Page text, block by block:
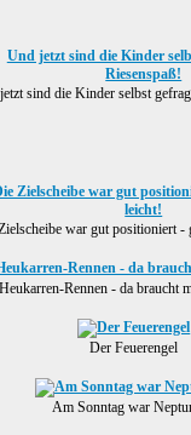
sind die Kinder selbst
war gut positioniert -
Heukarren-Rennen - da braucht
Der Feuerengel
Am Sonntag war